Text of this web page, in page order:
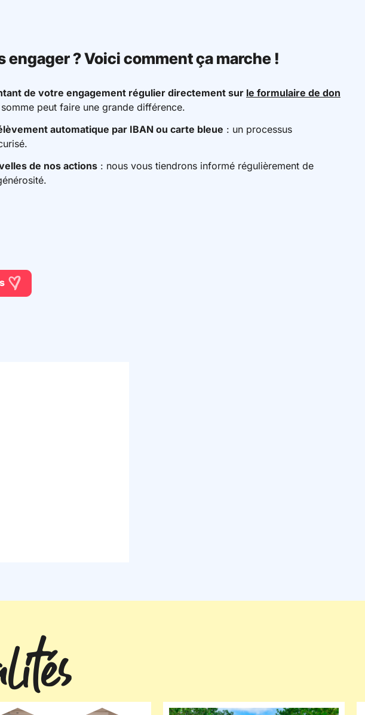
engager ? Voici comment ça marche !
de votre engagement régulier directement sur le formulaire de don
peut faire une grande différence.
automatique par IBAN ou carte bleue : un processus
de nos actions : nous vous tiendrons informé régulièrement de